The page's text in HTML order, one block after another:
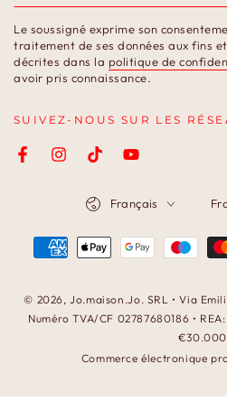
votre
email
ici
Le soussigné exprime son
traitement de ses données aux fins
décrites dans la politique de
avoir pris connaissance.
SUIVEZ-NOUS SUR LES
FacebookInstagramTikTokYouTube
© 2026,Jo.maison.Jo. SRL • Via
Numéro TVA/CF 02787680186 •
€30.000
Commerce électronique
Français
Modes
paiement